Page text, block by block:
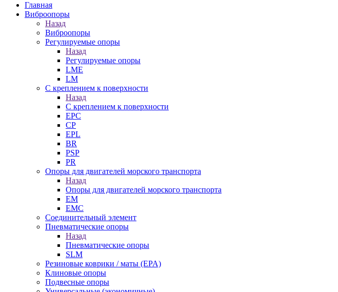
Главная
Виброопоры
Назад
Виброопоры
Регулируемые опоры
Назад
Регулируемые опоры
LME
LM
С креплением к поверхности
Назад
С креплением к поверхности
EPC
CP
EPL
BR
PSP
PR
Опоры для двигателей морского транспорта
Назад
Опоры для двигателей морского транспорта
EM
EMC
Cоединительный элемент
Пневматические опоры
Назад
Пневматические опоры
SLM
Резиновые коврики / маты (EPA)
Клиновые опоры
Подвесные опоры